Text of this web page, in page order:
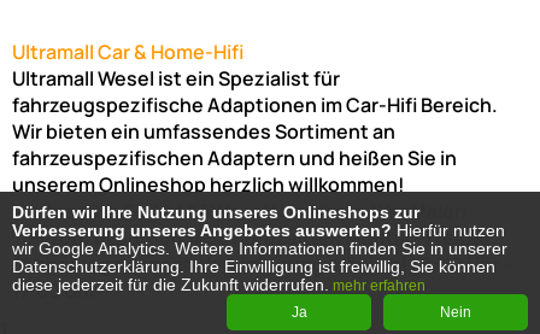
Ultramall Car & Home-Hifi
Ultramall Wesel ist ein Spezialist für
fahrzeugspezifische Adaptionen im Car-Hifi Bereich.
Wir bieten ein umfassendes Sortiment an
fahrzeuspezifischen Adaptern und heißen Sie in
unserem Onlineshop herzlich willkommen!
Venloer Str. 6a46487 WeselNordrhein-Westfalen
Telefon:02803-803456Bürozeiten: Montag-Freitag:
(Abholung nur nach Vereinbarung möglich!)8:00 Uhr -
17:00 Uhr
Dürfen wir Ihre Nutzung unseres Onlineshops zur
Verbesserung unseres Angebotes auswerten? Hierfür nutzen
wir Google Analytics. Weitere Informationen finden Sie in unserer
Datenschutzerklärung. Ihre Einwilligung ist freiwillig, Sie können
diese jederzeit für die Zukunft widerrufen.
mehr erfahren
Nein
Ja
Dürfen wir Ihre Nutzung unseres Onlineshops zur
Verbesserung unseres Angebotes auswerten? Hierfür nutzen
wir Google Analytics. Weitere Informationen finden Sie in unserer
Datenschutzerklärung. Ihre Einwilligung ist freiwillig, Sie können
diese jederzeit für die Zukunft widerrufen.
mehr erfahren
Nein
Ja